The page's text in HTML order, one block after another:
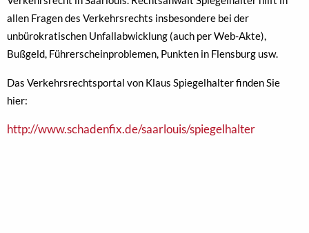
allen Fragen des Verkehrsrechts insbesondere bei der
unbürokratischen Unfallabwicklung (auch per Web-Akte),
Bußgeld, Führerscheinproblemen, Punkten in Flensburg usw.
Das Verkehrsrechtsportal von Klaus Spiegelhalter finden Sie
hier:
http://www.schadenfix.de/saarlouis/spiegelhalter